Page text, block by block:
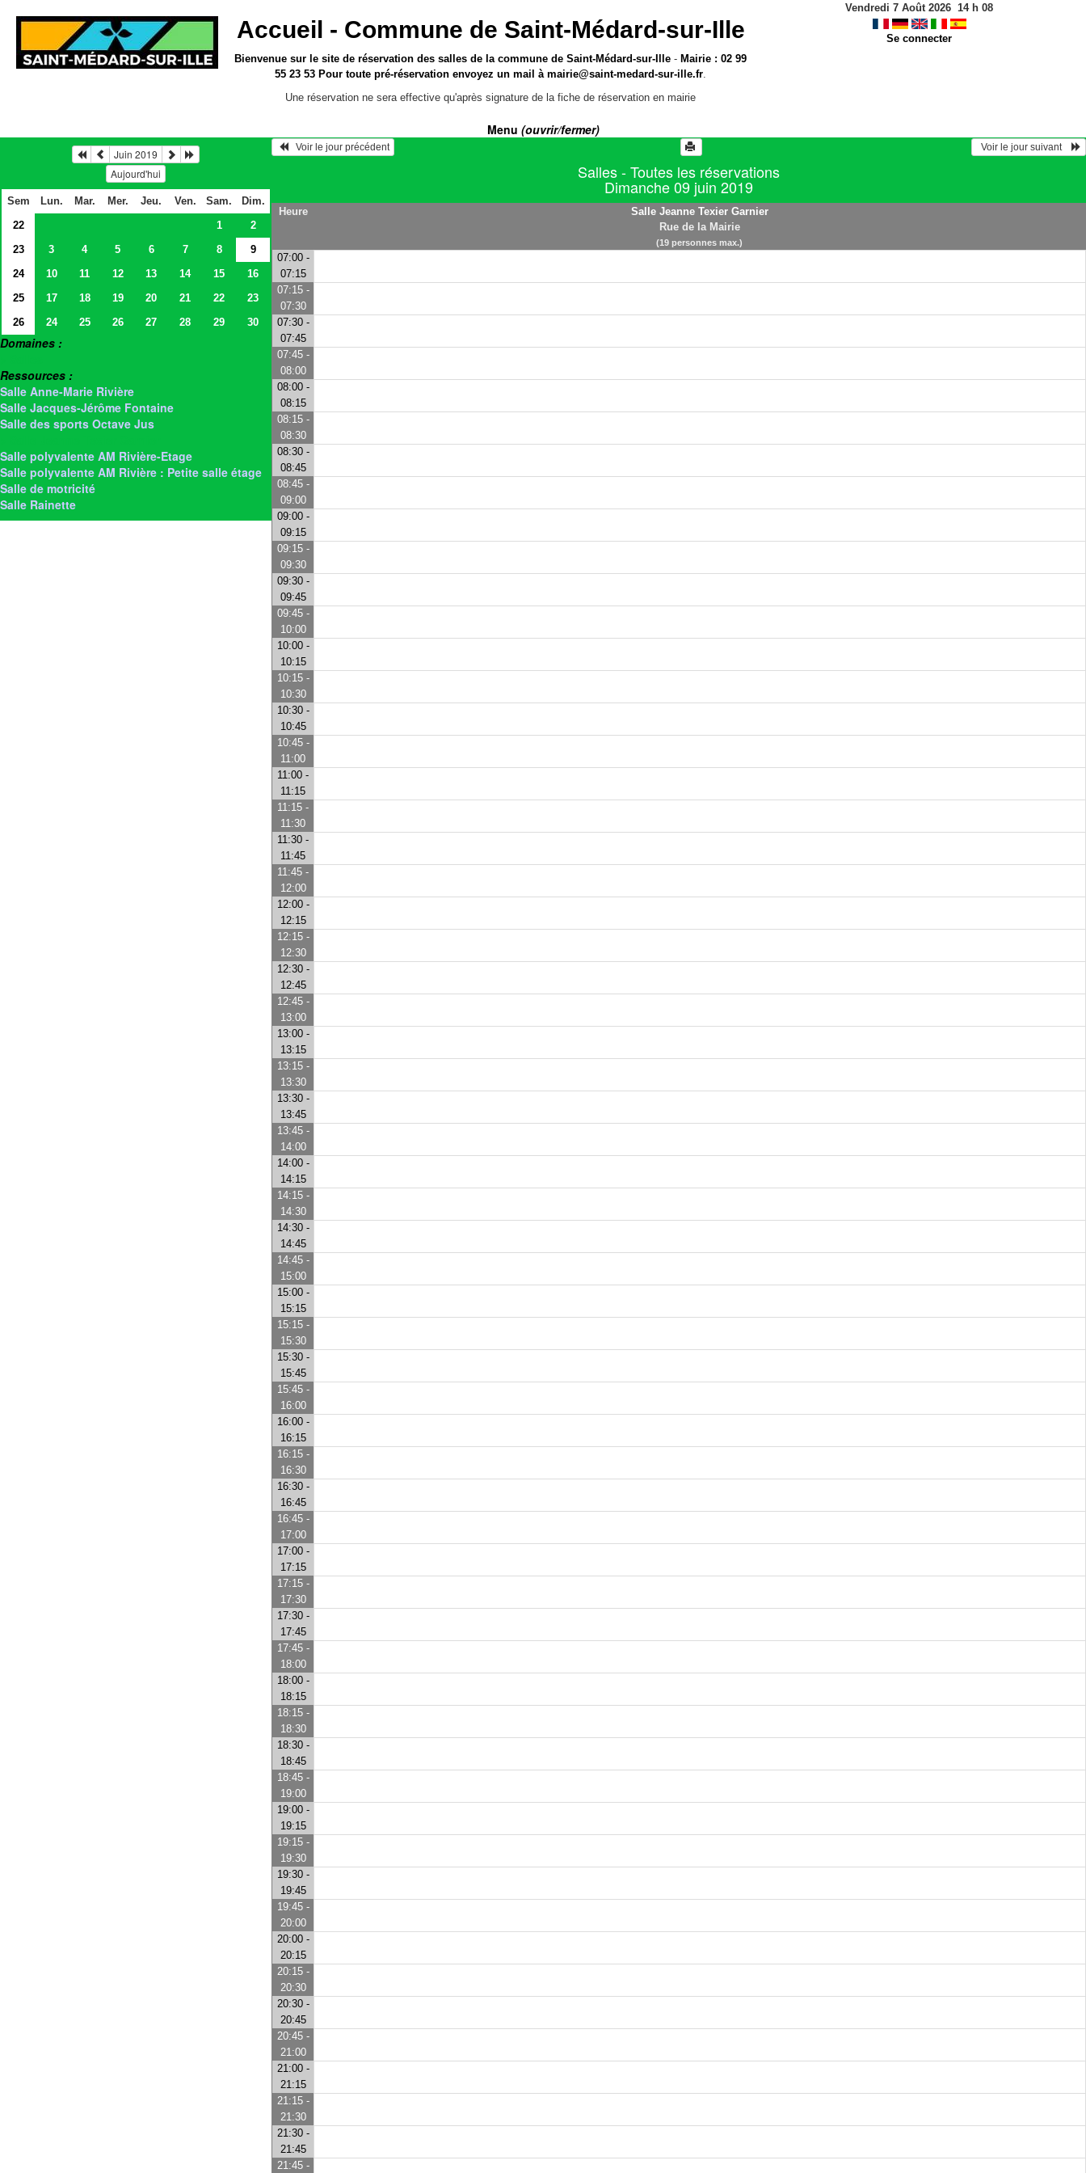
Accueil - Commune de Saint-Médard-sur-Ille
Bienvenue sur le sitede réservation des salles de la commune de Saint-Médard-sur-Ille - Mairie : 02 99
55 23 53 Pour toute pré-réservation envoyez un mail àmairie@saint-medard-sur-ille.fr.
Une réservation ne sera effective qu'après signature de la fiche de réservation en mairie
Vendredi 7 Août 2026 14h 08
Se connecter
Menu (ouvrir/fermer)
Juin 2019
Aujourd'hui
Sem Lun. Mar. Mer. Jeu. Ven. Sam.
Dim.
22
1
2
23
3 4 5 6 7 8
9
24
10 11 12 13 14 15
16
25
17 18 19 20 21 22
23
26
24 25 26 27 28 29 30
Domaines :
Ressources :
Salle Anne-Marie Rivière
Salle Jacques-Jérôme Fontaine
Salle des sports Octave Jus
Salle polyvalente AM Rivière-Etage
Salle polyvalente AM Rivière : Petite salle étage
Salle de motricité
Salle Rainette
   Voir le jour précédent
  Voir le jour suivant
Salles - Toutes les réservations
Dimanche 09 juin 2019
Heure
Salle Jeanne Texier Garnier
Rue de la Mairie
(19 personnes max.)
07:00 -
07:15
07:15 -
07:30
07:30 -
07:45
07:45 -
08:00
08:00 -
08:15
08:15 -
08:30
08:30 -
08:45
08:45 -
09:00
09:00 -
09:15
09:15 -
09:30
09:30 -
09:45
09:45 -
10:00
10:00 -
10:15
10:15 -
10:30
10:30 -
10:45
10:45 -
11:00
11:00 -
11:15
11:15 -
11:30
11:30 -
11:45
11:45 -
12:00
12:00 -
12:15
12:15 -
12:30
12:30 -
12:45
12:45 -
13:00
13:00 -
13:15
13:15 -
13:30
13:30 -
13:45
13:45 -
14:00
14:00 -
14:15
14:15 -
14:30
14:30 -
14:45
14:45 -
15:00
15:00 -
15:15
15:15 -
15:30
15:30 -
15:45
15:45 -
16:00
16:00 -
16:15
16:15 -
16:30
16:30 -
16:45
16:45 -
17:00
17:00 -
17:15
17:15 -
17:30
17:30 -
17:45
17:45 -
18:00
18:00 -
18:15
18:15 -
18:30
18:30 -
18:45
18:45 -
19:00
19:00 -
19:15
19:15 -
19:30
19:30 -
19:45
19:45 -
20:00
20:00 -
20:15
20:15 -
20:30
20:30 -
20:45
20:45 -
21:00
21:00 -
21:15
21:15 -
21:30
21:30 -
21:45
21:45 -